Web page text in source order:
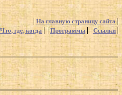
На главную страницу сайта
Что, где, когда Программы Ссылки